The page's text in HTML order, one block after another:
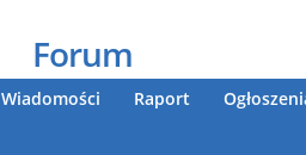
Forum
Wiadomości Raport